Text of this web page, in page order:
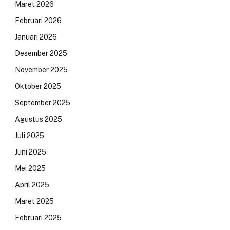
Maret 2026
Februari 2026
Januari 2026
Desember 2025
November 2025
Oktober 2025
September 2025
Agustus 2025
Juli 2025
Juni 2025
Mei 2025
April 2025
Maret 2025
Februari 2025